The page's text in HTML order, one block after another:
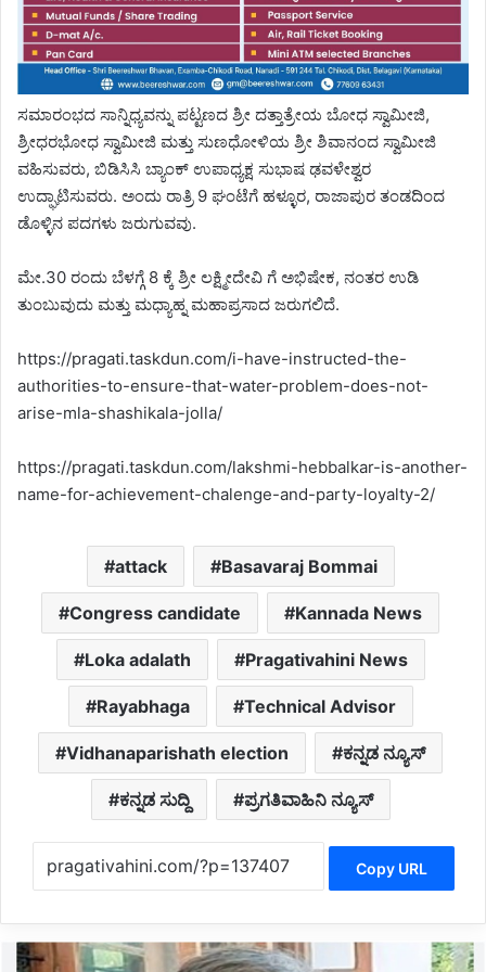
ಸಮಾರಂಭದ ಸಾನ್ನಿಧ್ಯವನ್ನು ಪಟ್ಟಣದ ಶ್ರೀ ದತ್ತಾತ್ರೇಯ ಬೋಧ ಸ್ವಾಮೀಜಿ,
ಶ್ರೀಧರಭೋಧ ಸ್ವಾಮೀಜಿ ಮತ್ತು ಸುಣಧೋಳಿಯ ಶ್ರೀ ಶಿವಾನಂದ ಸ್ವಾಮೀಜಿ
ವಹಿಸುವರು, ಬಿಡಿಸಿಸಿ ಬ್ಯಾಂಕ್ ಉಪಾಧ್ಯಕ್ಷ ಸುಭಾಷ ಢವಳೇಶ್ವರ
ಉದ್ಘಾಟಿಸುವರು. ಅಂದು ರಾತ್ರಿ 9 ಘಂಟೆಗೆ ಹಳ್ಳೂರ, ರಾಜಾಪುರ ತಂಡದಿಂದ
ಡೊಳ್ಳಿನ ಪದಗಳು ಜರುಗುವವು.
ಮೇ.30 ರಂದು ಬೆಳಗ್ಗೆ 8 ಕ್ಕೆ ಶ್ರೀ ಲಕ್ಷ್ಮೀದೇವಿ ಗೆ ಅಭಿಷೇಕ, ನಂತರ ಉಡಿ
ತುಂಬುವುದು ಮತ್ತು ಮಧ್ಯಾಹ್ನ ಮಹಾಪ್ರಸಾದ ಜರುಗಲಿದೆ.
https://pragati.taskdun.com/i-have-instructed-the-
authorities-to-ensure-that-water-problem-does-not-
arise-mla-shashikala-jolla/
https://pragati.taskdun.com/lakshmi-hebbalkar-is-another-
name-for-achievement-chalenge-and-party-loyalty-2/
attack Basavaraj Bommai
Congress candidate Kannada News
Loka adalath Pragativahini News
Rayabhaga Technical Advisor
Vidhanaparishath election ಕನ್ನಡ ನ್ಯೂಸ್
ಕನ್ನಡ ಸುದ್ದಿ ಪ್ರಗತಿವಾಹಿನಿ ನ್ಯೂಸ್
Copy URL